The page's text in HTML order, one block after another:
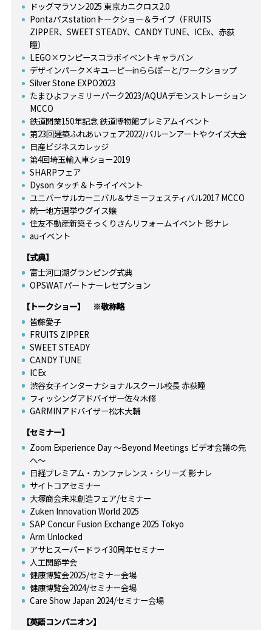
ドッグマラソン2025 東京カニクロス2.0
Pontaパスstationトークショー＆ライブ（FRUITS
ZIPPER、SWEET STEADY、CANDY TUNE、ICEx、赤荻
瞳）
LEGO×ワンピースコラボイベントキャラバン
デザインパーク×キユーピーinららぽーと/ワークショップ
Silver Stone EXPO2023
たまひよファミリーパーク2023/AQUAデモンストレーション
MCCO
鉄道開業150年記念 鉄道博物館プレミアムイベント
第23回建築ふれあいフェア2022/バルーンアートやクイズ大会
日産ビジネスカレッジ
第4回埼玉輸入車ショー2019
SHARPフェア
Dyson タッチ＆トライイベント
ユニバーサルカーニバル＆サミーフェスティバル2017 MCCO
統一地方選挙ウグイス嬢
住友不動産新築そっくりさんリフォームイベント 影ナレ
auイベント
【式典】
富士河口湖グランピング式典
OPSWATパートナーレセプション
【トークショー】 ※敬称略
皆藤愛子
FRUITS ZIPPER
SWEET STEADY
CANDY TUNE
ICEx
渋谷女子インターナショナルスクール校長 赤荻瞳
フィッシングアドバイザー佐々木修
GARMINアドバイザー松木大輔
【セミナー】
Zoom Experience Day ～Beyond Meetings ビデオ会議の先
へ～
日経プレミアム・カンファレンス・シリーズ 影ナレ
サイトコアセミナー
大塚商会未来創造フェア/セミナー
Zuken Innovation World 2025
SAP Concur Fusion Exchange 2025 Tokyo
Arm Unlocked
アサヒスーパードライ30周年セミナー
人工関節学会
健康博覧会2025/セミナー会場
健康博覧会2024/セミナー会場
Care Show Japan 2024/セミナー会場
【英語コンパニオン】